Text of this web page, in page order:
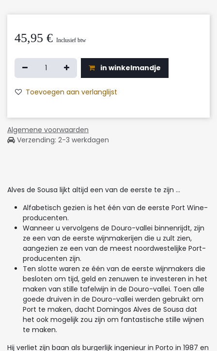
45,95 € Inclusief btw
in winkelmandje
Toevoegen aan verlanglijst
Algemene voorwaarden
Verzending: 2-3 werkdagen
Alves de Sousa lijkt altijd een van de eerste te zijn ...
Alfabetisch gezien is het één van de eerste Port Wine-
producenten.
Wanneer u vervolgens de Douro-vallei binnenrijdt, zijn
ze een van de eerste wijnmakerijen die u zult zien,
aangezien ze een van de meest noordwestelijke Port-
producenten zijn.
Ten slotte waren ze één van de eerste wijnmakers die
besloten om tijd, geld en zenuwen te investeren in het
maken van stille tafelwijn in de Douro-vallei. Toen alle
goede druiven in de Douro-vallei werden gebruikt om
Port te maken, dacht Domingos Alves de Sousa dat
het ook mogelijk zou zijn om fantastische stille wijnen
te maken.
Hij verliet zijn baan als burgerlijk ingenieur in Porto in 1987 en